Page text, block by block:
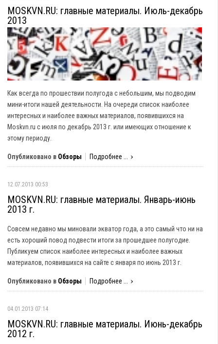
MOSKVN.RU: главные материалы. Июль-декабрь
2013
Как всегда по прошествии полугода с небольшим, мы подводим
мини-итоги нашей деятельности. На очереди список наиболее
интересных и наиболее важных материалов, появившихся на
Moskvn.ru с июля по декабрь 2013 г. или имеющих отношение к
этому периоду.
Опубликовано в Обзоры Подробнее ...
12.07.2013 00:53
MOSKVN.RU: главные материалы. Январь-июнь
2013 г.
Совсем недавно мы миновали экватор года, а это самый что ни на
есть хороший повод подвести итоги за прошедшее полугодие.
Публикуем список наиболее интересных и наиболее важных
материалов, появившихся на сайте с января по июнь 2013 г.
Опубликовано в Обзоры Подробнее ...
04.01.2013 07:14
MOSKVN.RU: главные материалы. Июнь-декабрь
2012 г.